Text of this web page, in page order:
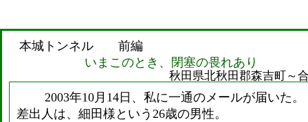
本城トンネル 前編
いまこのとき、閉塞の畏れあり
秋田県北秋田郡森吉町～
2003年10月14日、私に一通のメールが届いた。
差出人は、細田様という26歳の男性。